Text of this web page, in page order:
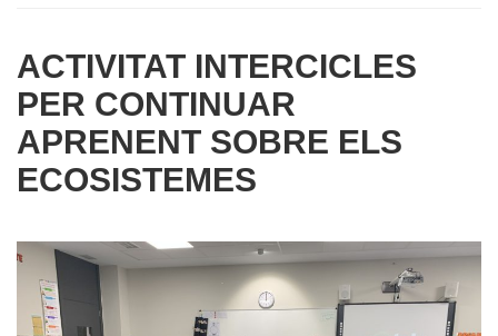
ACTIVITAT INTERCICLES
PER CONTINUAR
APRENENT SOBRE ELS
ECOSISTEMES